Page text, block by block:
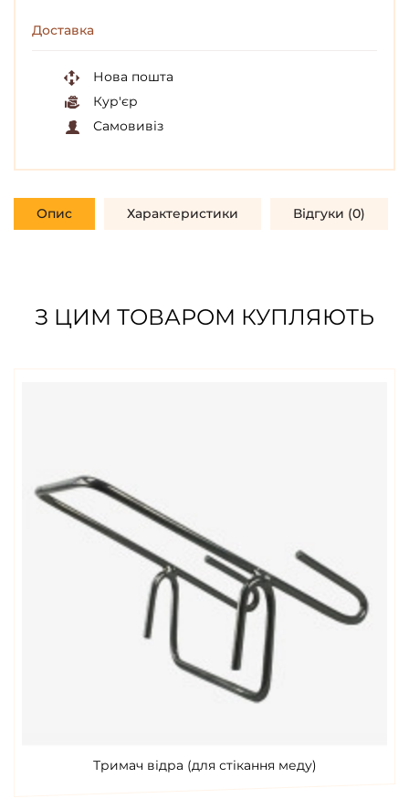
Доставка
Нова пошта
Кур'єр
Самовивіз
Опис Характеристики Відгуки (0)
З ЦИМ ТОВАРОМ КУПЛЯЮТЬ
Тримач відра (для стікання меду)